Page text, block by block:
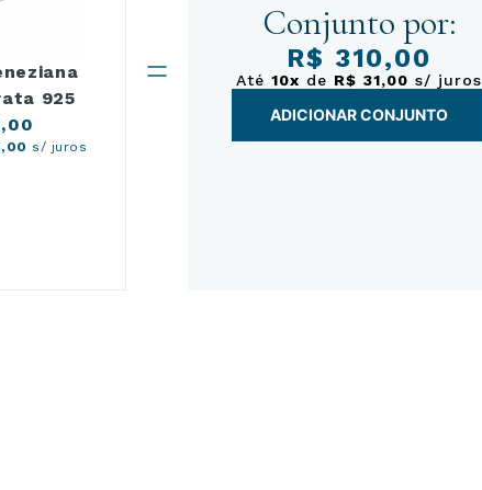
925
s/ juros
Conjunto por:
R$ 310,00
Até 10x de R$ 31,00 s/ juros
ADICIONAR CONJUNTO